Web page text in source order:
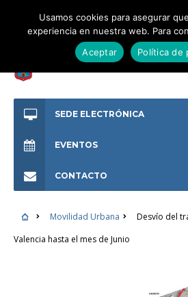
SEDE ELECTRÓNICA
EVENTOS
CONTACTO
Movilidad Urbana
Desvío del
Valencia hasta el mes de Junio
Usamos cookies para asegurar
experiencia en nuestra web. Para
Aceptar
Política de